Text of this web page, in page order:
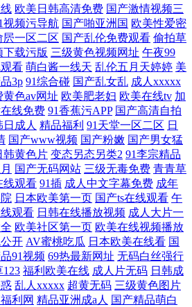
配资资讯 操操网站 日韩毛片九区
欧美日韩高清免费 国产激情视频三
视频污导航 国产啪亚洲国 欧美性爱密
屄一区二区 国产乱伦免费观看 偷拍草
下载污版 三级黄色视频网址 午夜99
看 萌白酱一线天 乱伦五月天婷婷 美
3p 91综合碰 国产乱女乱 成人xxxxx
黄色av网址 欧美肥老妇 欧美在线tv 加
线免费 91香蕉污APP 国产高清自拍
日成人 精品福利 91天堂一区二区 日
国产www视频 国产粉嫩 国产男女猛
韩黄色片 变态另态另类2 91李宗精品
国产无码网站 三级无毒免费 青青草
线观看 91插 成人中文字幕免费 成年
日本欧美第一页 国产ts在线观看 午
观看 日韩在线播放视频 成人大片一
欧美社区第一页 欧美在线视频播放
开 AV蜜桃吃瓜 日本欧美在线看 国
91视频 69热最新网址 无码白丝强行
123 福利欧美在线 成人片无码 日韩成
乱人xxxxx 超黄无码 三级黄色图片
利网 精品亚洲成a人 国产精品萌白